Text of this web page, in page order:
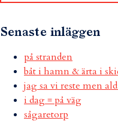
Senaste inläggen
på stranden
båt i hamn & ärta i
jag sa vi reste men
i dag = på väg
sågaretorp